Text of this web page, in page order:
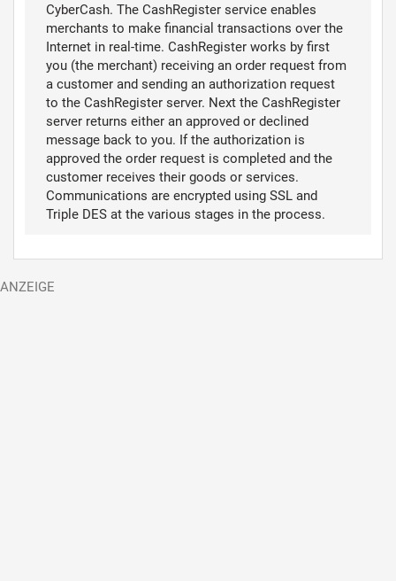
CyberCash. The CashRegister service enables
merchants to make financial transactions over the
Internet in real-time. CashRegister works by first
you (the merchant) receiving an order request from
a customer and sending an authorization request
to the CashRegister server. Next the CashRegister
server returns either an approved or declined
message back to you. If the authorization is
approved the order request is completed and the
customer receives their goods or services.
Communications are encrypted using SSL and
Triple DES at the various stages in the process.